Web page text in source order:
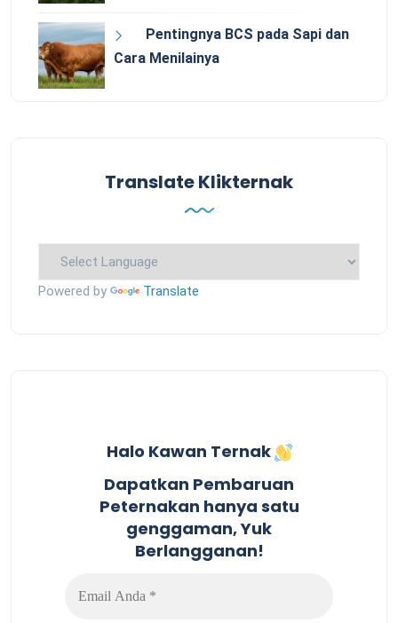
Pentingnya BCS pada Sapi dan
Cara Menilainya
Translate Klikternak
Powered by Translate
Halo Kawan Ternak
Dapatkan Pembaruan
Peternakan hanya satu
genggaman, Yuk
Berlangganan!